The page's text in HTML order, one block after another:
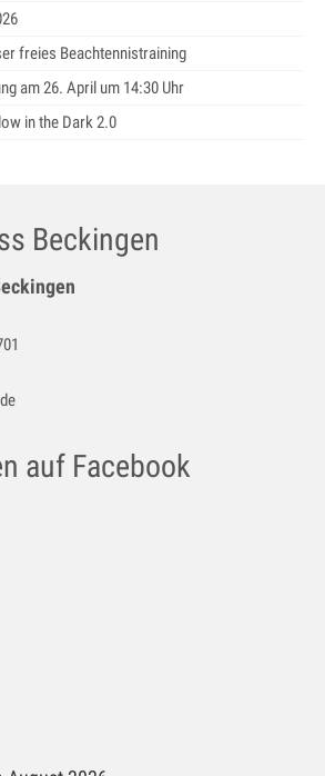
– in Bearbeitung
Turnier
freies Beachtennistraining
am 26. April um 14:30 Uhr
in the Dark 2.0
Beckingen
auf Facebook